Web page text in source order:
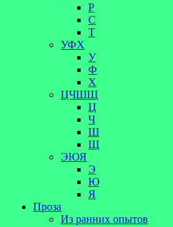
Р
С
Т
УФХ
У
Ф
Х
ЦЧШЩ
Ц
Ч
Ш
Щ
ЭЮЯ
Э
Ю
Я
Проза
Из ранних опытов